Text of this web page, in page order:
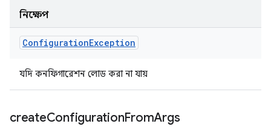
নিক্ষেপ
ConfigurationException
যদি কনফিগারেশন লোড করা না যায়
createConfigurationFromArgs